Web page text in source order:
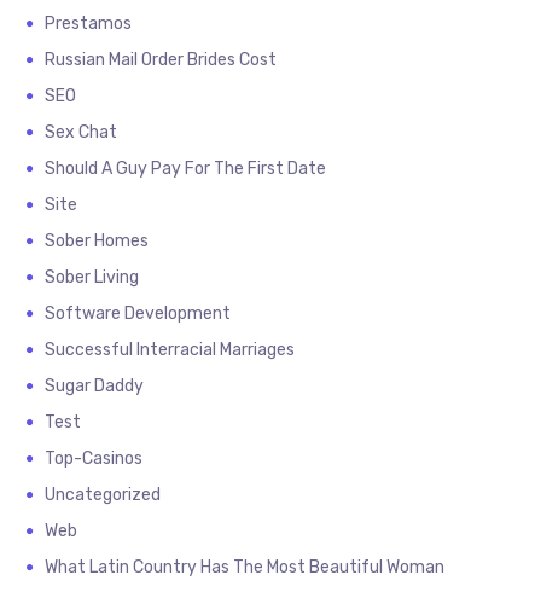
Prestamos
Russian Mail Order Brides Cost
SEO
Sex Chat
Should A Guy Pay For The First Date
Site
Sober Homes
Sober Living
Software Development
Successful Interracial Marriages
Sugar Daddy
Test
Top-Casinos
Uncategorized
Web
What Latin Country Has The Most Beautiful Woman